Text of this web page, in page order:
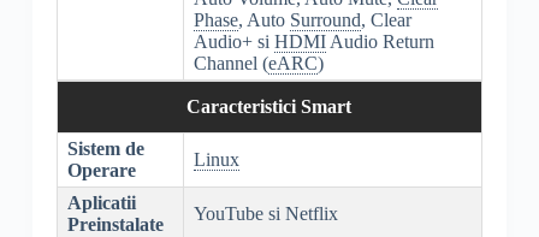
Phase, Auto Surround, Clear
Audio+ si HDMIAudio Return
Channel (eARC)
Caracteristici Smart
Sistem de
Operare
Linux
Aplicatii
Preinstalate
YouTube si Netflix